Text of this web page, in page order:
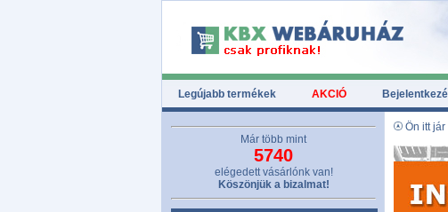
Legújabb termékek AKCIÓ
Ön itt jár
Már több mint
5740
elégedett vásárlónk van!
Köszönjük a bizalmat!